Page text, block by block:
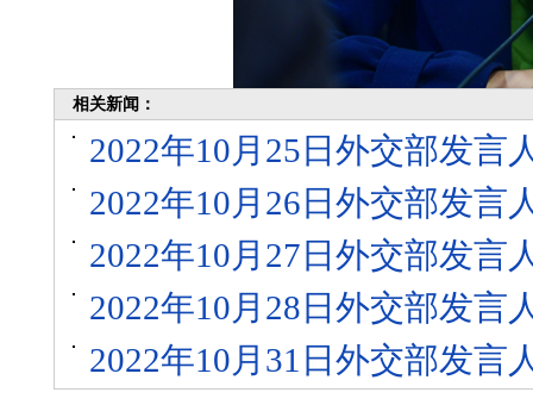
相关新闻：
2022年10月25日外交部发言
2022年10月26日外交部发言
2022年10月27日外交部发言
2022年10月28日外交部发言
2022年10月31日外交部发言